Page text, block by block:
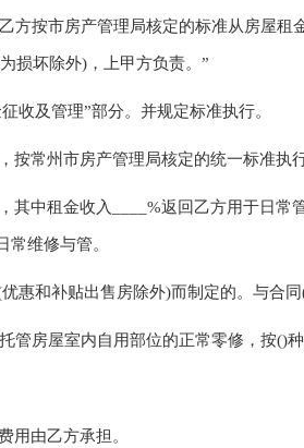
按市房产管理局核定的标准从房屋租
损坏除外)，上甲方负责。”
及管理”部分。并规定标准执行。
常州市房产管理局核定的统一标准执行
中租金收入____%返回乙方用于日常
常维修与管。
和补贴出售房除外)而制定的。与合同
房屋室内自用部位的正常零修，按()种
由乙方承担。